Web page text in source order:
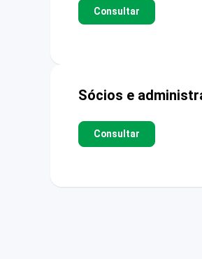
Consultar
Sócios e
Consultar